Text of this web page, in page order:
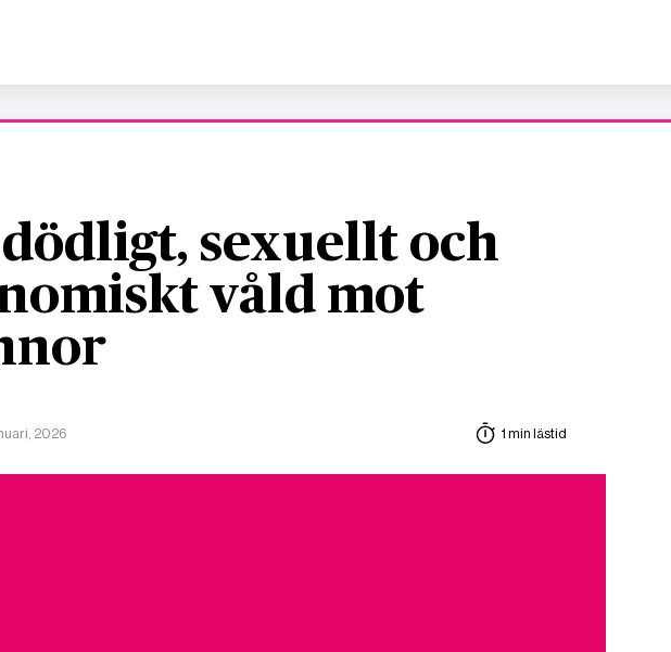
dödligt, sexuellt och
våld mot
2026 1 min lästid